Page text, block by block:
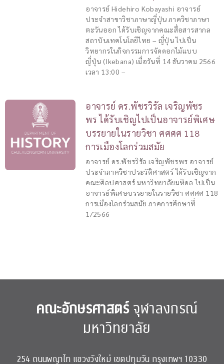
อาจารย์ Hidehiro Kobayashi อาจารย์
ประจำสาขาวิชาภาษาญี่ปุ่น ภาควิชาภาษา
ตะวันออก ได้รับเชิญจากคณะสื่อสารสากล
สถาบันเทคโนโลยีไทย – ญี่ปุ่น ไปเป็น
วิทยากรในกิจกรรมการจัดดอกไม้แบบ
ญี่ปุ่น (Ikebana) เมื่อวันที่ 14 ธันวาคม 2566
เวลา 13:00 –
อาจารย์ ดร.พัชรวิรัล เจริญพัชร
พร ได้รับเชิญไปเป็นอาจารย์พิเศษ
บรรยายในรายวิชา ศศศศ 118
การเมืองโลกร่วมสมัย
อาจารย์ ดร.พัชรวิรัล เจริญพัชรพร อาจารย์
ประจำภาควิชาประวัติศาสตร์ ได้รับเชิญจาก
คณะศิลปศาสตร์ มหาวิทยาลัยมหิดล ไปเป็น
อาจารย์พิเศษบรรยายในรายวิชา ศศศศ 118
การเมืองโลกร่วมสมัย ภาคการศึกษาที่
1/2566
คณะอักษรศาสตร์จุฬาลงกรณ์
มหาวิทยาลัย
254 ถนนพญาไท แขวงวังใหม่ เขตปทุมวัน กรุงเทพฯ 10330